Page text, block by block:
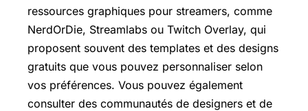
ressources graphiques pour streamers, comme
NerdOrDie, Streamlabs ou Twitch Overlay, qui
proposent souvent des templates et des designs
gratuits que vous pouvez personnaliser selon
vos préférences. Vous pouvez également
consulter des communautés de designers et de